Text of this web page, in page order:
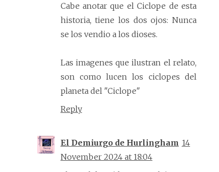
Cabe anotar que el Ciclope de esta
historia, tiene los dos ojos: Nunca
se los vendio a los dioses.
Las imagenes que ilustran el relato,
son como lucen los ciclopes del
planeta del "Ciclope"
Reply
El Demiurgo de Hurlingham 14
November 2024 at 18:04